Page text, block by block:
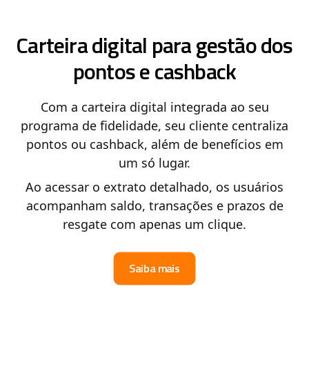
Carteira digital para gestão dos
pontos e cashback
Com a carteira digital integrada ao seu
programa de fidelidade, seu cliente centraliza
pontos ou cashback, além de benefícios em
um só lugar.
Ao acessar o extrato detalhado, os usuários
acompanham saldo, transações e prazos de
resgate com apenas um clique.
Saiba mais